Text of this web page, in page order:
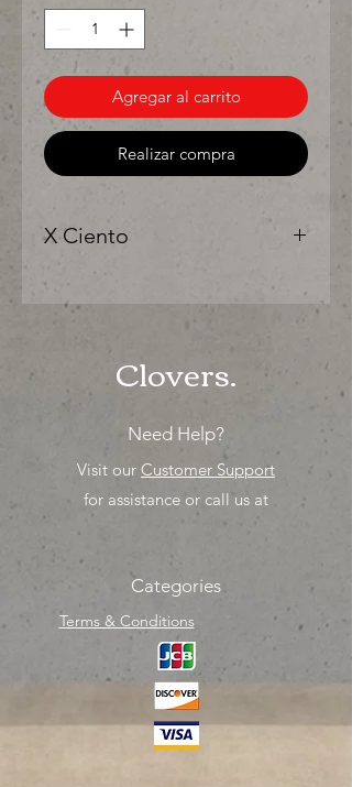
Agregar al carrito
Realizar compra
X Ciento
"Ya sea para comprar o para surtir,
solo los mejores precios para tu
tienda o proyecto" venta por ciento
Clovers.
Need Help?
Visit our Customer Support
for assistance or call us at
Categories
Terms & Conditions